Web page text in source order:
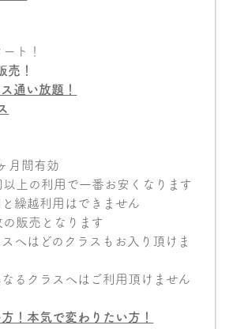
ト！
売！
通い放題！
月間有効
上の利用で一番お安くなります
繰越利用はできません
販売となります
へはどのクラスもお入り頂けま
るクラスへはご利用頂けません
！本気で変わりたい方！